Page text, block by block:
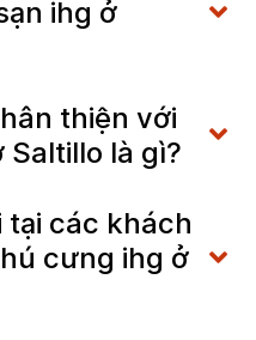
ihg ở
thiện với
là gì?
tại các khách
cưng ihg ở